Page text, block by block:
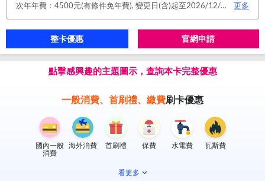
次年年費：4500元(有條件免年費), 變更日(含)起至2026/12/31止，符合原卡別之免年費消費條件 或 使用台新信用卡數位帳單(包含電子/行動帳單)且生效，即享免年費優惠。
更多
整卡優惠 官網申請
點擊感興趣的主題圖示，查詢本卡完整優惠
一般消費、首刷禮、繳費刷卡優惠
國內一般
消費
海外消費 首刷禮 保費 水電費 瓦斯費
看更多